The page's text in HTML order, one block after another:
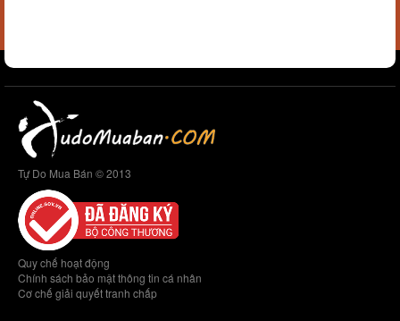
Tự Do Mua Bán © 2013
Quy chế hoạt động
Chính sách bảo mật thông tin cá nhân
Cơ chế giải quyết tranh chấp